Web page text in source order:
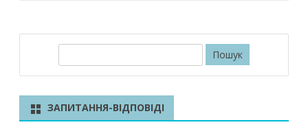
к
ЗАПИТАННЯ-ВІДПОВІДІ